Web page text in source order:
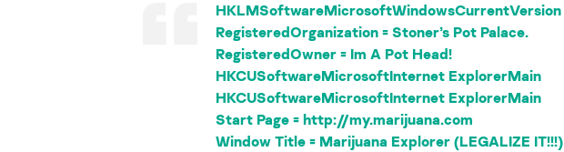
HKLMSoftwareMicrosoftWindowsCurrentVersion
RegisteredOrganization = Stoner’s Pot Palace.
RegisteredOwner = Im A Pot Head!
HKCUSoftwareMicrosoftInternet ExplorerMain
HKCUSoftwareMicrosoftInternet ExplorerMain
Start Page = http://my.marijuana.com
Window Title = Marijuana Explorer (LEGALIZE IT!!!)